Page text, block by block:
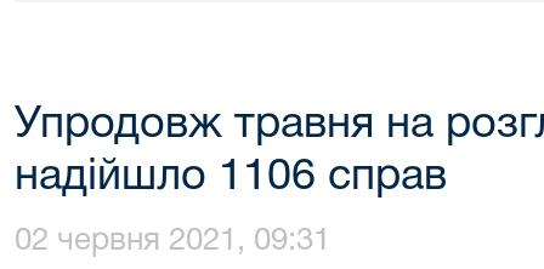
Упродовж травня на
надійшло 1106 справ
02 червня 2021, 09:31